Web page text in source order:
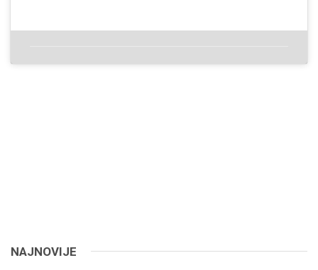
NAJNOVIJE